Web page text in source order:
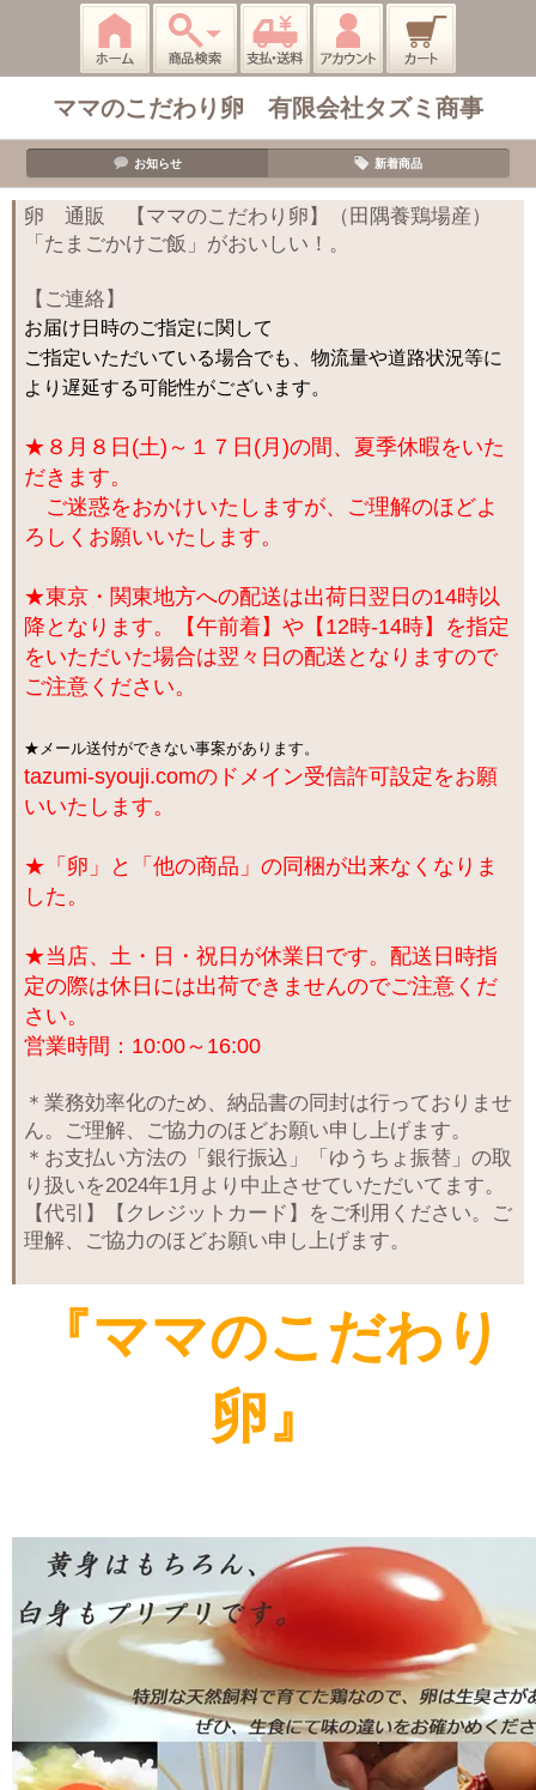
ママのこだわり卵 有限会社タズミ商事
お知らせ 新着商品
卵 通販 【ママのこだわり卵】（田隅養鶏場産）
「たまごかけご飯」がおいしい！。
【ご連絡】
お届け日時のご指定に関して
ご指定いただいている場合でも、物流量や道路状況等に
より遅延する可能性がございます。
★８月８日(土)～１７日(月)の間、夏季休暇をいた
だきます。
ご迷惑をおかけいたしますが、ご理解のほどよ
ろしくお願いいたします。
★東京・関東地方への配送は出荷日翌日の14時以
降となります。【午前着】や【12時-14時】を指定
をいただいた場合は翌々日の配送となりますので
ご注意ください。
★メール送付ができない事案があります。
tazumi-syouji.comのドメイン受信許可設定をお願
いいたします。
★「卵」と「他の商品」の同梱が出来なくなりま
した。
★当店、土・日・祝日が休業日です。配送日時指
定の際は休日には出荷できませんのでご注意くだ
さい。
営業時間：10:00～16:00
＊業務効率化のため、納品書の同封は行っておりませ
ん。ご理解、ご協力のほどお願い申し上げます。
＊お支払い方法の「銀行振込」「ゆうちょ振替」の取
り扱いを2024年1月より中止させていただいてます。
【代引】【クレジットカード】をご利用ください。ご
理解、ご協力のほどお願い申し上げます。
『ママのこだわり
卵』